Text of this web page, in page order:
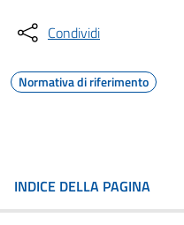
Condividi
Normativa di riferimento
INDICE DELLA PAGINA